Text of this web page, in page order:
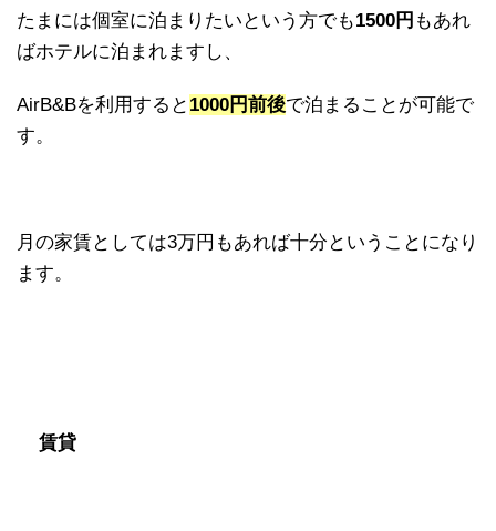
たまには個室に泊まりたいという方でも1500円 もあれ
ばホテルに泊まれますし、
AirB&Bを利用すると 1000円前後で泊まることが可能で
す。
月の家賃としては3万円もあれば十分ということになり
ます。
賃貸